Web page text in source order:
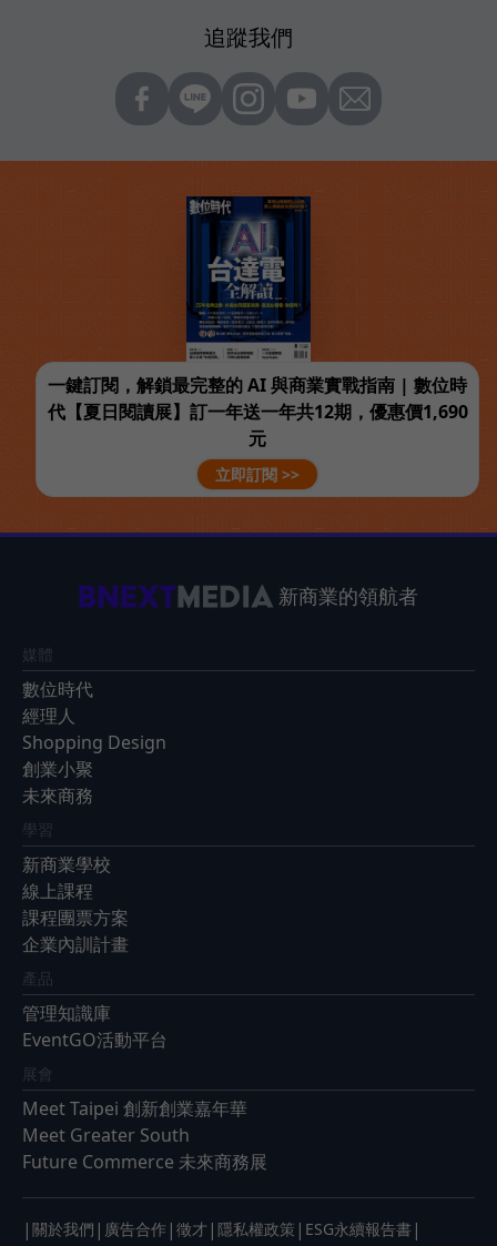
追蹤我們
一鍵訂閱，解鎖最完整的 AI 與商業實戰指南 | 數位時
代【夏日閱讀展】訂一年送一年共12期，優惠價1,690
元
立即訂閱 >>
新商業的領航者
媒體
數位時代
經理人
Shopping Design
創業小聚
未來商務
學習
新商業學校
線上課程
課程團票方案
企業內訓計畫
產品
管理知識庫
EventGO活動平台
展會
Meet Taipei 創新創業嘉年華
Meet Greater South
Future Commerce 未來商務展
| 關於我們 | 廣告合作 | 徵才 | 隱私權政策 | ESG永續報告書 |